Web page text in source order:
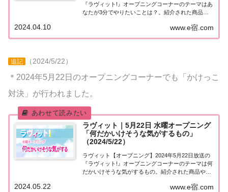
『ラヴィット!』オープニングコーナーのテーマはあ
なたが3分でやりたいことは？。紹介された商品や
あなたが3分でやりたいことは？今日4月10日はプロ
ボクサー井上尚弥さんの31歳の誕生日。...
www.e宿.com
2024.04.10
追記 （2024/5/22）
＊2024年5月22日のオープニングコーナーでも「かけっこ
対決」が行われました。
ラヴィット｜5月22日 水曜オープニング
「何だかいけそうな気がするもの」
（2024/5/22）
ラヴィット【オープニング】2024年5月22日放送の
『ラヴィット!』オープニングコーナーのテーマは何
だかいけそうな気がするもの。紹介された商品やお
だかいけそうな気がするもの今日5月22日は芸人、
www.e宿.com
2024.05.22